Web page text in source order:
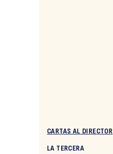
CARTAS AL DIRECTOR
LA TERCERA